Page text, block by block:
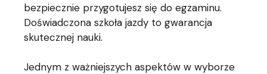
bezpiecznie przygotujesz się do egzaminu.
Doświadczona szkoła jazdy to gwarancja
skutecznej nauki.
Jednym z ważniejszych aspektów w wyborze